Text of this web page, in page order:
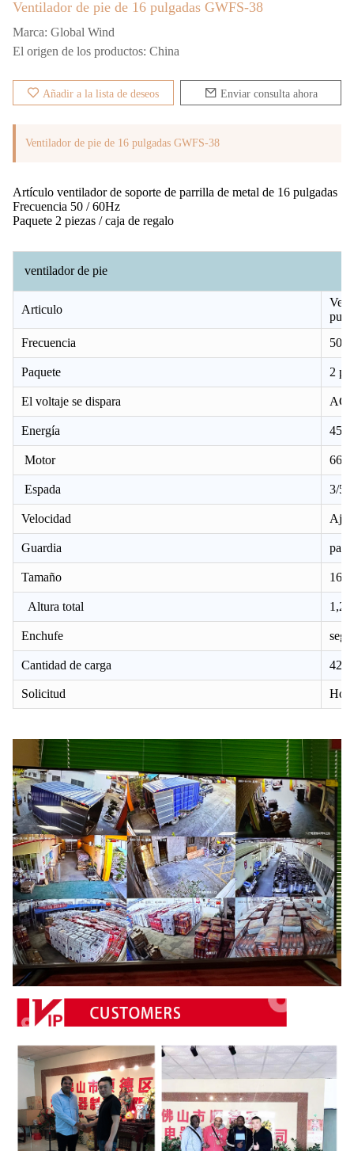
Ventilador de pie de 16 pulgadas GWFS-38
Marca: Global Wind
El origen de los productos: China
Añadir a la lista de deseos Enviar consulta ahora
Ventilador de pie de 16 pulgadas GWFS-38
Artículo ventilador de soporte de parrilla de metal de 16 pulgadas
Frecuencia 50 / 60Hz
Paquete 2 piezas / caja de regalo
ventilador de pie
Articulo
Frecuencia
50/
Paquete 2
El voltaje se dispara
Energía 45W
Motor 66 *
Espada 3/5
Velocidad
Guardia
Tamaño 16
Altura total
Enchufe
Cantidad de carga
Solicitud